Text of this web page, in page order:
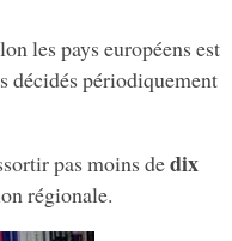
les pays européens est
décidés périodiquement
pas moins dedix
régionale.